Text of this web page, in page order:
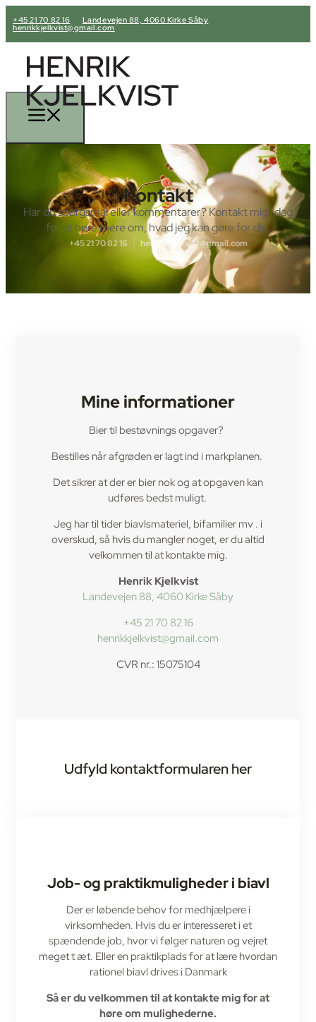
+45 21 70 82 16 Landevejen 88, 4060 Kirke Såby
henrikkjelkvist@gmail.com
Kontakt
Har du spørgsmål eller kommentarer? Kontakt mig i dag
for at høre mere om, hvad jeg kan gøre for dig.
+45 21 70 82 16 henrikkjelkvist@gmail.com
Mine informationer
Bier til bestøvnings opgaver?
Bestilles når afgrøden er lagt ind i markplanen.
Det sikrer at der er bier nok og at opgaven kan
udføres bedst muligt.
Jeg har til tider biavlsmateriel, bifamilier mv . i
overskud, så hvis du mangler noget, er du altid
velkommen til at kontakte mig.
Henrik Kjelkvist
Landevejen 88, 4060 Kirke Såby
+45 21 70 82 16
henrikkjelkvist@gmail.com
CVR nr.: 15075104
Udfyld kontaktformularen her
Job- og praktikmuligheder i biavl
Der er løbende behov for medhjælpere i
virksomheden. Hvis du er interesseret i et
spændende job, hvor vi følger naturen og vejret
meget t æt. Eller en praktikplads for at lære hvordan
rationel biavl drives i Danmark
Så er du velkommen til at kontakte mig for at
høre om mulighederne.